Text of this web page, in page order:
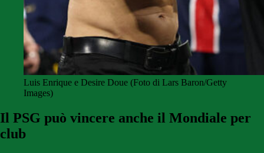
Luis Enrique e Desire Doue (Foto di Lars Baron/Getty
Images)
Il PSG può vincere anche il Mondiale per
club